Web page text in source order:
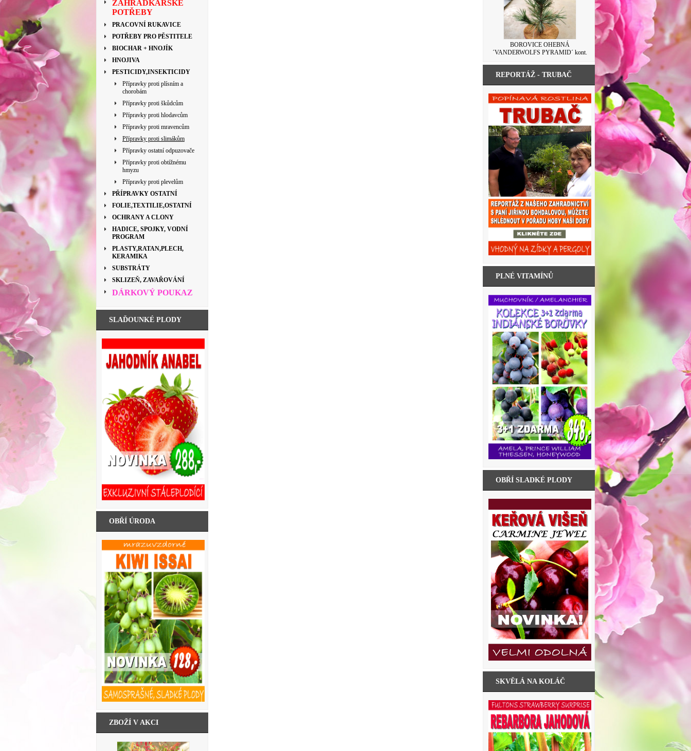
ZAHRÁDKÁŘSKÉ
POTŘEBY
PRACOVNÍ RUKAVICE
POTŘEBY PRO PĚSTITELE
BIOCHAR + HNOJÍK
HNOJIVA
PESTICIDY,INSEKTICIDY
Přípravky proti plísním a
chorobám
Přípravky proti škůdcům
Přípravky proti hlodavcům
Přípravky proti mravencům
Přípravky proti slimákům
Přípravky ostatní odpuzovače
Přípravky proti obtížnému
hmyzu
Přípravky proti plevelům
PŘÍPRAVKY OSTATNÍ
FOLIE,TEXTILIE,OSTATNÍ
OCHRANY A CLONY
HADICE, SPOJKY, VODNÍ
PROGRAM
PLASTY,RATAN,PLECH,
KERAMIKA
SUBSTRÁTY
SKLIZEŇ, ZAVAŘOVÁNÍ
DÁRKOVÝ POUKAZ
SLAĎOUNKÉ PLODY
OBŘÍ ÚRODA
ZBOŽÍ V AKCI
BOROVICE OHEBNÁ
´VANDERWOLFS PYRAMID´ kont.
SKLENICE ZAVAŘOVACÍ S VÍČKEM
LEVANDULE 500ML
REPORTÁŽ - TRUBAČ
PLNÉ VITAMÍNŮ
OBŘÍ SLADKÉ PLODY
SKVĚLÁ NA KOLÁČ